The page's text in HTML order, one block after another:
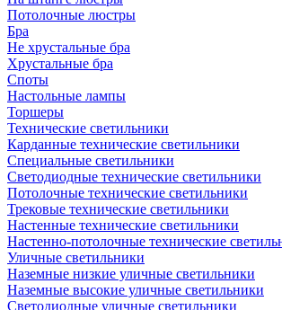
Потолочные люстры
Бра
Не хрустальные бра
Хрустальные бра
Споты
Настольные лампы
Торшеры
Технические светильники
Карданные технические светильники
Специальные светильники
Светодиодные технические светильники
Потолочные технические светильники
Трековые технические светильники
Настенные технические светильники
Настенно-потолочные технические
Уличные светильники
Наземные низкие уличные светильники
Наземные высокие уличные светильники
Светодиодные уличные светильники